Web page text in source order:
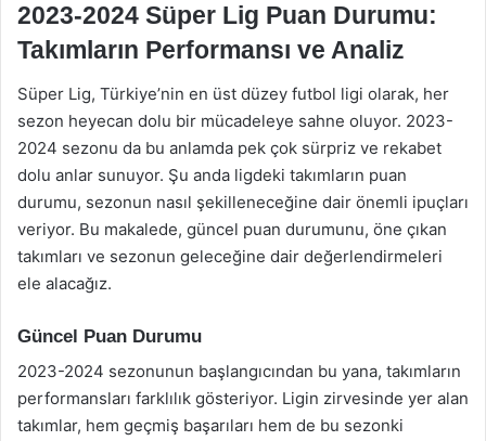
2023-2024 Süper Lig Puan Durumu:
Takımların Performansı ve Analiz
Süper Lig, Türkiye’nin en üst düzey futbol ligi olarak, her
sezon heyecan dolu bir mücadeleye sahne oluyor. 2023-
2024 sezonu da bu anlamda pek çok sürpriz ve rekabet
dolu anlar sunuyor. Şu anda ligdeki takımların puan
durumu, sezonun nasıl şekilleneceğine dair önemli ipuçları
veriyor. Bu makalede, güncel puan durumunu, öne çıkan
takımları ve sezonun geleceğine dair değerlendirmeleri
ele alacağız.
Güncel Puan Durumu
2023-2024 sezonunun başlangıcından bu yana, takımların
performansları farklılık gösteriyor. Ligin zirvesinde yer alan
takımlar, hem geçmiş başarıları hem de bu sezonki